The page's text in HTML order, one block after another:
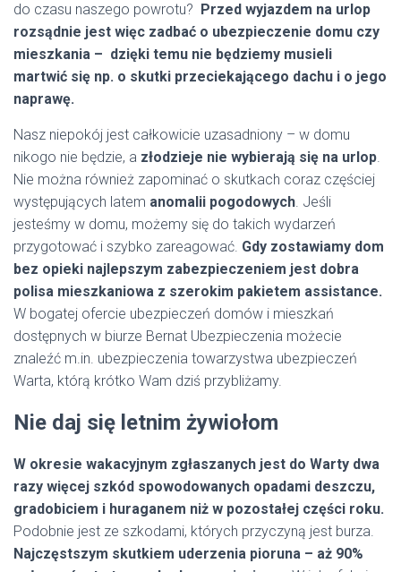
do czasu naszego powrotu? Przed wyjazdem na urlop
rozsądnie jest więc zadbać o ubezpieczenie domu czy
mieszkania – dzięki temu nie będziemy musieli
martwić się np. o skutki przeciekającego dachu i o jego
naprawę.
Nasz niepokój jest całkowicie uzasadniony – w domu
nikogo nie będzie, a złodzieje nie wybierają się na urlop.
Nie można również zapominać o skutkach coraz częściej
występujących latem anomalii pogodowych. Jeśli
jesteśmy w domu, możemy się do takich wydarzeń
przygotować i szybko zareagować. Gdy zostawiamy dom
bez opieki najlepszym zabezpieczeniem jest dobra
polisa mieszkaniowa z szerokim pakietem assistance.
W bogatej ofercie ubezpieczeń domów i mieszkań
dostępnych w biurze Bernat Ubezpieczenia możecie
znaleźć m.in. ubezpieczenia towarzystwa ubezpieczeń
Warta, którą krótko Wam dziś przybliżamy.
Nie daj się letnim żywiołom
W okresie wakacyjnym zgłaszanych jest do Warty dwa
razy więcej szkód spowodowanych opadami deszczu,
gradobiciem i huraganem niż w pozostałej części roku.
Podobnie jest ze szkodami, których przyczyną jest burza.
Najczęstszym skutkiem uderzenia pioruna – aż 90%